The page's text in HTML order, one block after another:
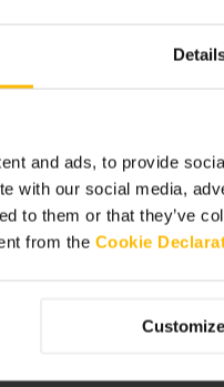
and ads, to provide
with our social media,
to them or that they’ve
from the Cookie
Customize